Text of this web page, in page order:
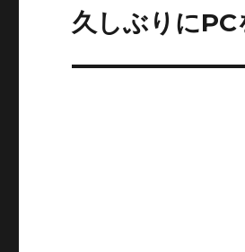
ゲ
次
投
久しぶりにPC